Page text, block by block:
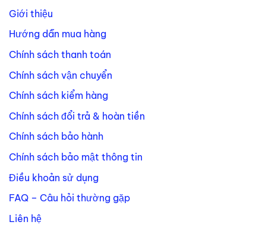
Giới thiệu
Hướng dẫn mua hàng
Chính sách thanh toán
Chính sách vận chuyển
Chính sách kiểm hàng
Chính sách đổi trả & hoàn tiền
Chính sách bảo hành
Chính sách bảo mật thông tin
Điều khoản sử dụng
FAQ – Câu hỏi thường gặp
Liên hệ